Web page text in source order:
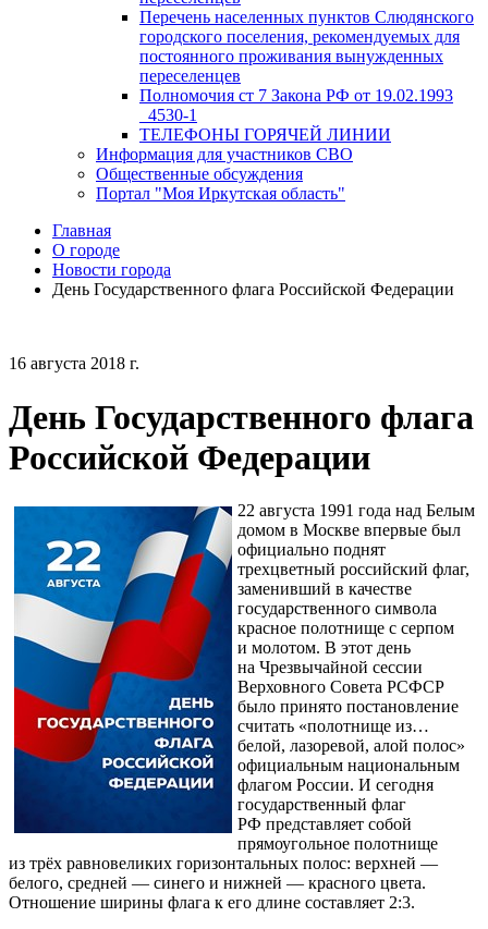
Перечень населенных пунктов Слюдянского
городского поселения, рекомендуемых для
постоянного проживания вынужденных
переселенцев
Полномочия ст 7 Закона РФ от 19.02.1993
_4530-1
ТЕЛЕФОНЫ ГОРЯЧЕЙ ЛИНИИ
Информация для участников СВО
Общественные обсуждения
Портал "Моя Иркутская область"
Главная
О городе
Новости города
День Государственного флага Российской Федерации
16 августа 2018 г.
День Государственного флага
Российской Федерации
22 августа 1991 года над Белым
домом в Москве впервые был
официально поднят
трехцветный российский флаг,
заменивший в качестве
государственного символа
красное полотнище с серпом
и молотом. В этот день
на Чрезвычайной сессии
Верховного Совета РСФСР
было принято постановление
считать «полотнище из…
белой, лазоревой, алой полос»
официальным национальным
флагом России. И сегодня
государственный флаг
РФ представляет собой
прямоугольное полотнище
из трёх равновеликих горизонтальных полос: верхней —
белого, средней — синего и нижней — красного цвета.
Отношение ширины флага к его длине составляет 2:3.